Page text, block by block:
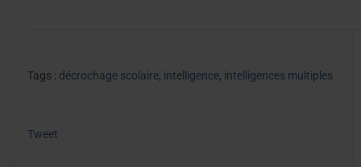
Tags : décrochage scolaire, intelligence, intelligences multiples
Tweet